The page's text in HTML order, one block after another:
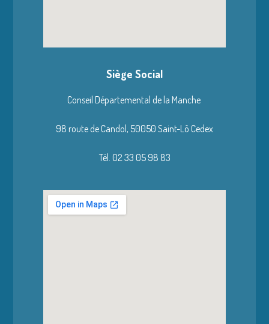
Siège Social
Conseil Départemental de la Manche
98 route de Candol, 50050 Saint-Lô Cedex
Tél. 02 33 05 98 83